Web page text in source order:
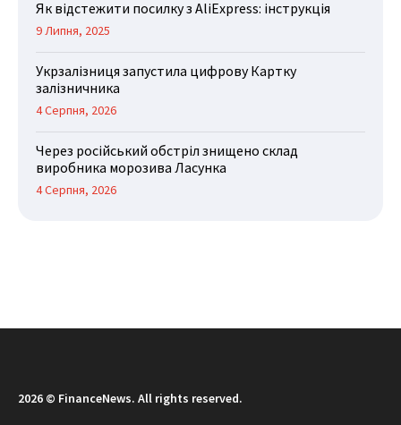
Як відстежити посилку з AliExpress: інструкція
9 Липня, 2025
Укрзалізниця запустила цифрову Картку
залізничника
4 Серпня, 2026
Через російський обстріл знищено склад
виробника морозива Ласунка
4 Серпня, 2026
2026 © FinanceNews. All rights reserved.